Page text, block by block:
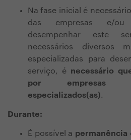
Na fase inicial é
das empresas e/ou
desempenhar este
necessários diversos
especializadas para
serviço, é necessário
por empresas
especializados(as).
Durante:
É possível a permanência